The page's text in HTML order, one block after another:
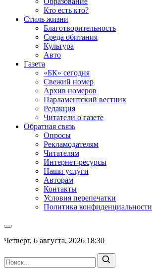
Кто есть кто?
Стиль жизни
Благотворительность
Среда обитания
Культура
Авто
Газета
«БК» сегодня
Свежий номер
Архив номеров
Парламентский вестник
Редакция
Читатели о газете
Обратная связь
Опросы
Рекламодателям
Читателям
Интернет-ресурсы
Наши услуги
Авторам
Контакты
Условия перепечатки
Политика конфиденциальности
Четверг, 6 августа, 2026 18:30